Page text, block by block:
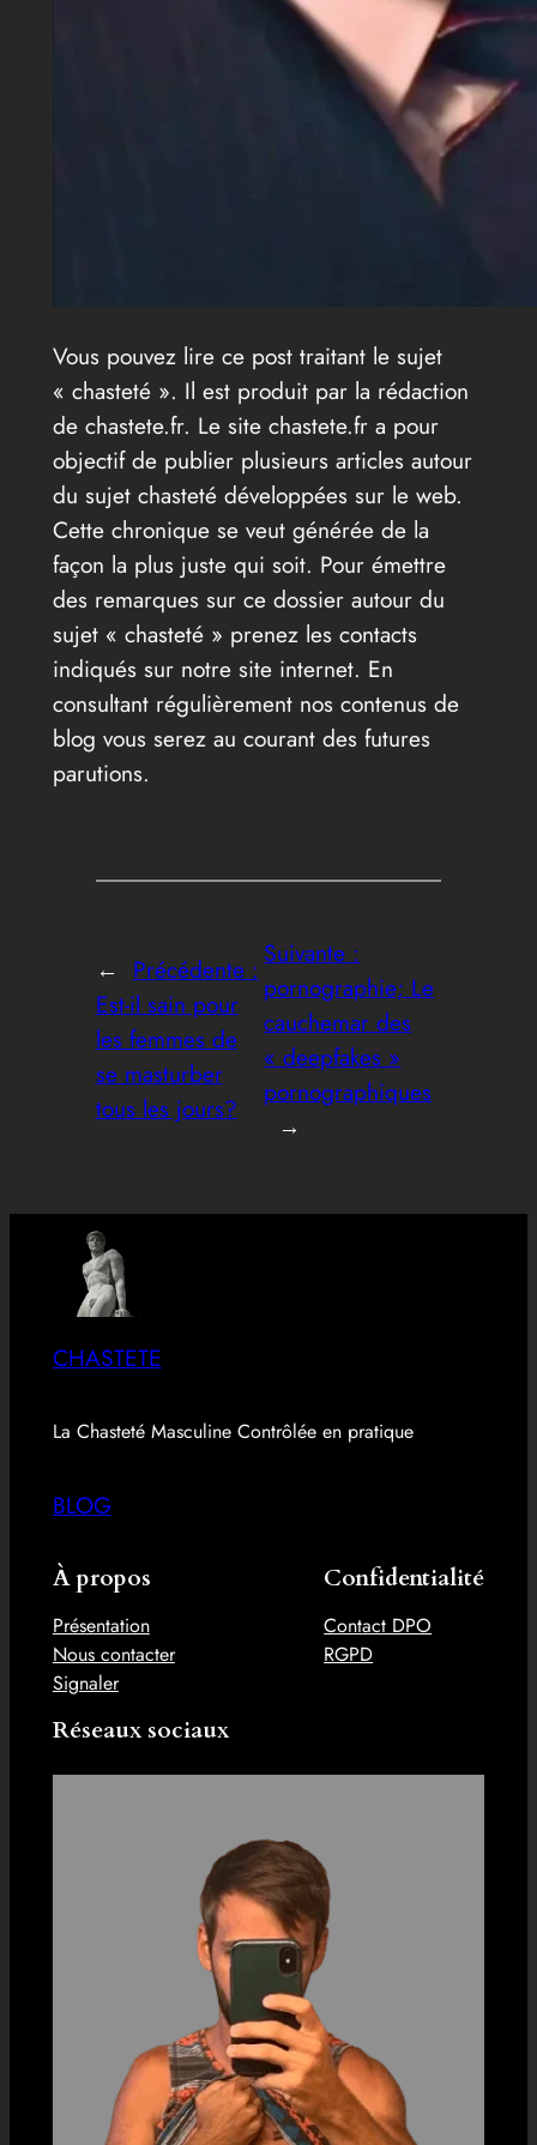
Vous pouvez lire ce post traitant le sujet
« chasteté ». Il est produit par la rédaction
de chastete.fr. Le site chastete.fr a pour
objectif de publier plusieurs articles autour
du sujet chasteté développées sur le web.
Cette chronique se veut générée de la
façon la plus juste qui soit. Pour émettre
des remarques sur ce dossier autour du
sujet « chasteté » prenez les contacts
indiqués sur notre site internet. En
consultant régulièrement nos contenus de
blog vous serez au courant des futures
parutions.
← Précédente :
Est-il sain pour
les femmes de
se masturber
tous les jours?
Suivante :
pornographie; Le
cauchemar des
« deepfakes »
pornographiques
→
CHASTETE
La Chasteté Masculine Contrôlée en pratique
BLOG
À propos
Présentation
Nous contacter
Signaler
Confidentialité
Contact DPO
RGPD
Réseaux sociaux